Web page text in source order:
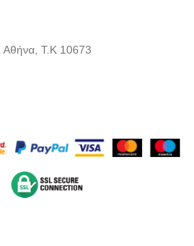
Αθήνα, Τ.Κ 10673